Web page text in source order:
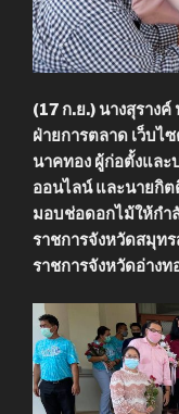
(17 ก.ย.) นางสุราง
ฝ่ายการตลาด เว็บ
นาคทอง ผู้ก่อตั้งและ
ออนไลน์ และนายกิ
มอบช่อดอกไม้ให้กำ
ราชการจังหวัดสมุท
ราชการจังหวัดอ่างท